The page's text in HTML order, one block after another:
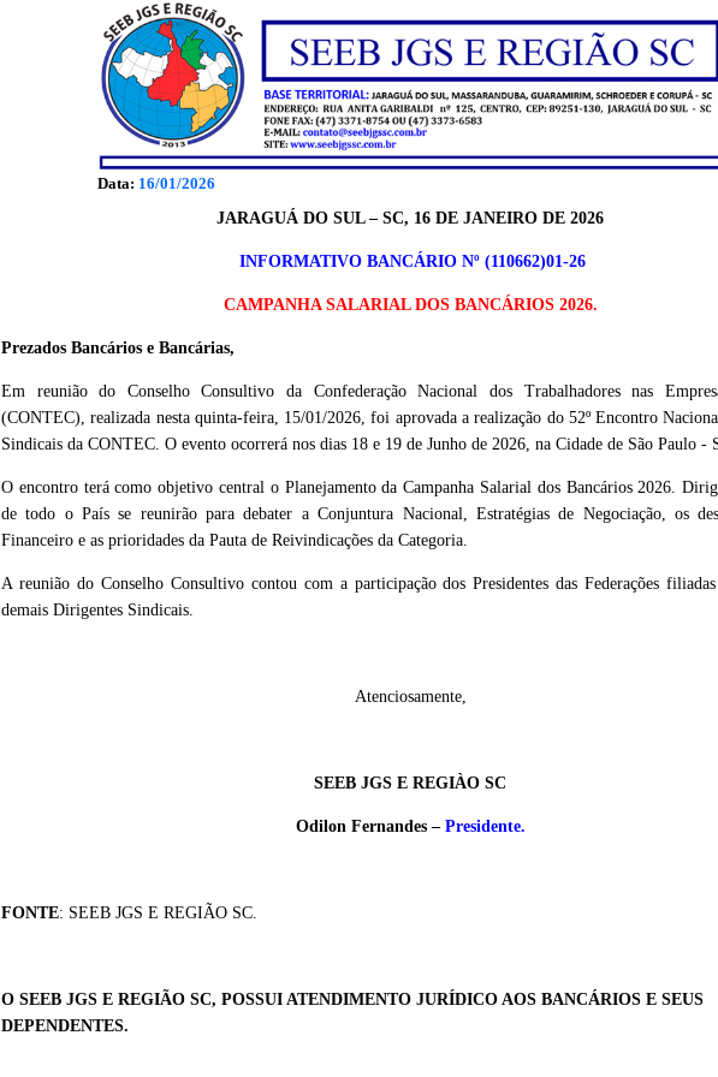
Data: 16/01/2026
JARAGUÁ DO SUL – SC, 16 DE JANEIRO DE 2026
INFORMATIVO BANCÁRIO Nº (110662)01-26
CAMPANHA SALARIAL DOS BANCÁRIOS 2026.
Prezados Bancários e Bancárias,
Em reunião do Conselho Consultivo da Confederação Nacional dos Trabalhadores nas
(CONTEC), realizada nesta quinta-feira, 15/01/2026, foi aprovada a realização do 52º Encontro
Sindicais da CONTEC. O evento ocorrerá nos dias 18 e 19 de Junho de 2026, na Cidade de São Paulo -
O encontro terá como objetivo central o Planejamento da Campanha Salarial dos Bancários 2026.
de todo o País se reunirão para debater a Conjuntura Nacional, Estratégias de Negociação, os
Financeiro e as prioridades da Pauta de Reivindicações da Categoria.
A reunião do Conselho Consultivo contou com a participação dos Presidentes das Federações
demais Dirigentes Sindicais.
Atenciosamente,
SEEB JGS E REGIÀO SC
Odilon Fernandes – Presidente.
FONTE: SEEB JGS E REGIÃO SC.
O SEEB JGS E REGIÃO SC, POSSUI ATENDIMENTO JURÍDICO AOS BANCÁRIOS E SEUS
DEPENDENTES.